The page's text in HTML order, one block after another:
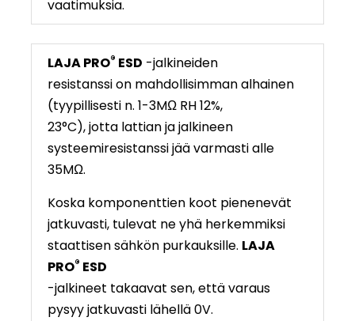
vaatimuksia.
LAJA PRO® ESD -jalkineiden
resistanssi on mahdollisimman alhainen
(tyypillisesti n. 1-3MΩ RH 12%,
23°C), jotta lattian ja jalkineen
systeemiresistanssi jää varmasti alle
35MΩ.
Koska komponenttien koot pienenevät
jatkuvasti, tulevat ne yhä herkemmiksi
staattisen sähkön purkauksille. LAJA
PRO® ESD
-jalkineet takaavat sen, että varaus
pysyy jatkuvasti lähellä 0V.